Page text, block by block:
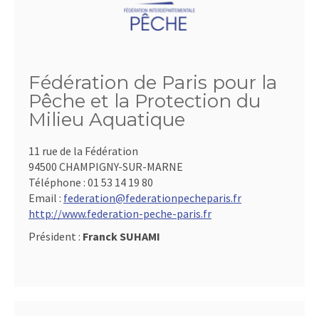
Fédération de Paris pour la
Pêche et la Protection du
Milieu Aquatique
11 rue de la Fédération
94500 CHAMPIGNY-SUR-MARNE
Téléphone : 01 53 14 19 80
Email : federation@federationpecheparis.fr
http://www.federation-peche-paris.fr
Président : Franck SUHAMI